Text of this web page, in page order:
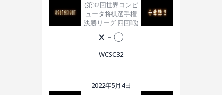
(第32回世界コンピ
ュータ将棋選手権
決勝リーグ 四回戦)
× - 〇
WCSC32
2022年5月4日